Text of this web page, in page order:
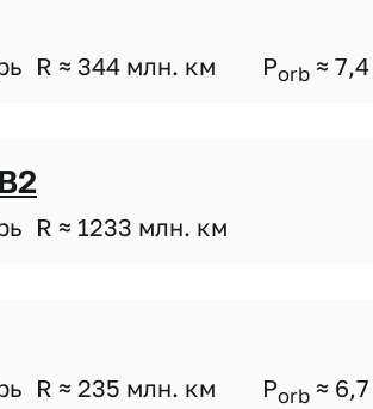
R ≈ 344 млн. км Porb ≈ 7,4
R ≈ 1233 млн. км
R ≈ 235 млн. км Porb ≈ 6,7